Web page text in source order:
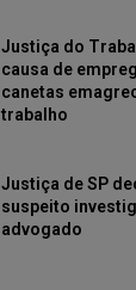
Justiça do
causa de
canetas
trabalho
Justiça de SP
suspeito
advogado